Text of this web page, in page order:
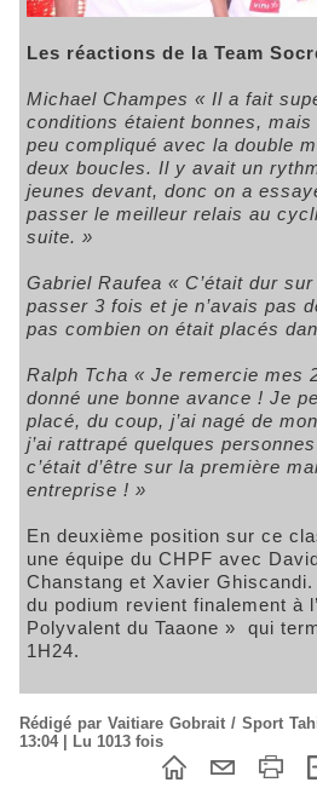
Les réactions de la Team
Michael Champes « Il a fait
conditions étaient bonnes,
peu compliqué avec la double
deux boucles. Il y avait un
jeunes devant, donc on a
passer le meilleur relais au
suite. »
Gabriel Raufea « C’était dur
passer 3 fois et je n’avais pas
pas combien on était placés
Ralph Tcha « Je remercie mes
donné une bonne avance ! Je
placé, du coup, j’ai nagé de
j’ai rattrapé quelques
c’était d’être sur la première
entreprise ! »
En deuxième position sur ce
une équipe du CHPF avec
Chanstang et Xavier
du podium revient finalement à
Polyvalent du Taaone » qui
1H24.
Rédigé par Vaitiare Gobrait / Sport
13:04 | Lu 1013 fois